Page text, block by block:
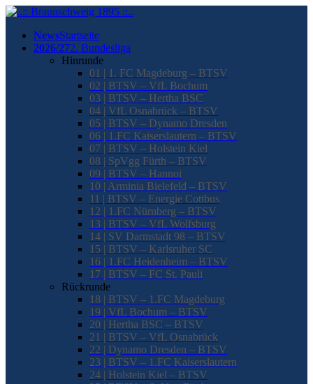
NewsStartseite
2026/272. Bundesliga
Hinrunde
01 | 1. FC Magdeburg – BTSV
02 | BTSV – VfL Bochum
03 | BTSV – Hertha BSC
04 | VfL Osnabrück – BTSV
05 | BTSV – Dynamo Dresden
06 | 1.FC Kaiserslautern – BTSV
07 | BTSV – Holstein Kiel
08 | SpVgg Fürth – BTSV
09 | BTSV – Hannoi
10 | Arminia Bielefeld – BTSV
11 | BTSV – Energie Cottbus
12 | 1.FC Nürnberg – BTSV
13 | BTSV – VfL Wolfsburg
14 | SV Darmstadt 98 – BTSV
15 | BTSV – Karlsruher SC
16 | 1.FC Heidenheim – BTSV
17 | BTSV – FC St. Pauli
Rückrunde
18 | BTSV – 1.FC Magdeburg
19 | VfL Bochum – BTSV
20 | Hertha BSC – BTSV
21 | BTSV – VfL Osnabrück
22 | Dynamo Dresden – BTSV
23 | BTSV – 1.FC Kaiserslautern
24 | Holstein Kiel – BTSV